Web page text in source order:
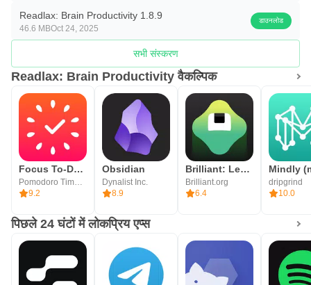
गोपनीयता नीति: https://www.readlax.com/legal/privacy-policy
सेवा की शर्तें: https://www.readlax.com/legal/terms
Readlax: Brain Productivity 1.8.9
46.6 MBOct 24, 2025
डाउनलोड
सभी संस्करण
Readlax: Brain Productivity वैकल्पिक
Focus To-Do: पोमोडोरो और टू-डू
9.2
Obsidian
Dynalist Inc.
8.9
Brilliant: Learn Math & Coding
Brilliant.org
6.4
dripgrind
10.0
पिछले 24 घंटों में लोकप्रिय एप्स